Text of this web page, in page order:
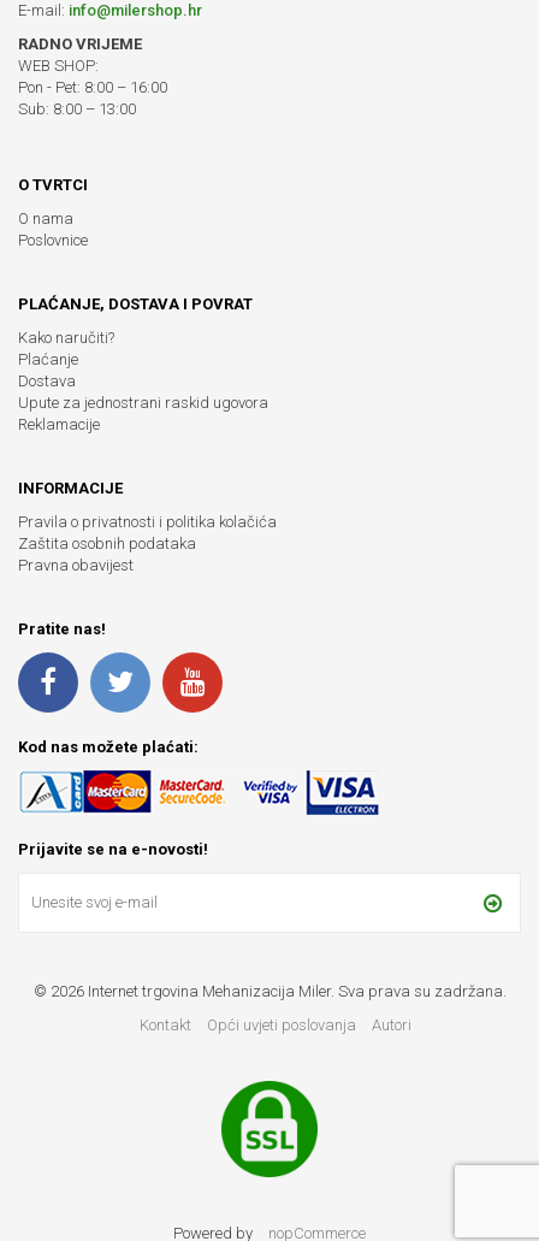
E-mail: info@milershop.hr
RADNO VRIJEME
WEB SHOP:
Pon - Pet: 8:00 – 16:00
Sub: 8:00 – 13:00
O TVRTCI
O nama
Poslovnice
PLAĆANJE, DOSTAVA I POVRAT
Kako naručiti?
Plaćanje
Dostava
Upute za jednostrani raskid ugovora
Reklamacije
INFORMACIJE
Pravila o privatnosti i politika kolačića
Zaštita osobnih podataka
Pravna obavijest
Pratite nas!
Kod nas možete plaćati:
Prijavite se na e-novosti!
© 2026 Internet trgovina Mehanizacija Miler. Sva prava su zadržana.
Kontakt
Opći uvjeti poslovanja Autori
Powered by nopCommerce